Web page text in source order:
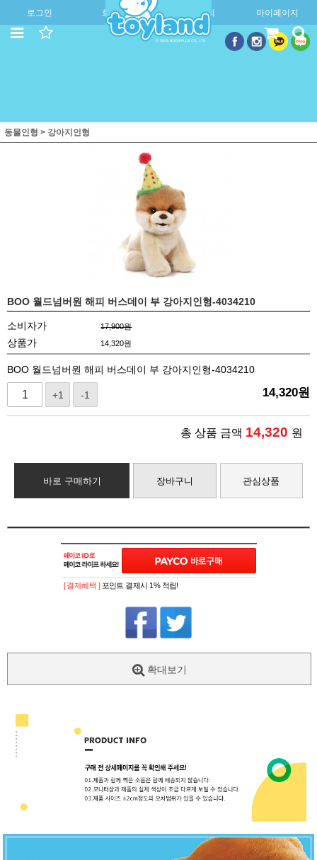
로그인 회원가입 주문조회 마이페이지
동물인형 > 강아지인형
BOO 월드넘버원 해피 버스데이 부 강아지인형-4034210
소비자가 17,900원
상품가 14,320원
BOO 월드넘버원 해피 버스데이 부 강아지인형-4034210
+1 -1 14,320원
총 상품 금액 14,320 원
바로 구매하기 장바구니 관심상품
[ 결제혜택 ] 포인트 결제시 1% 적립!
확대보기